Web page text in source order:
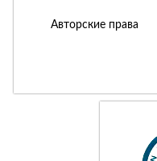
Авторские права